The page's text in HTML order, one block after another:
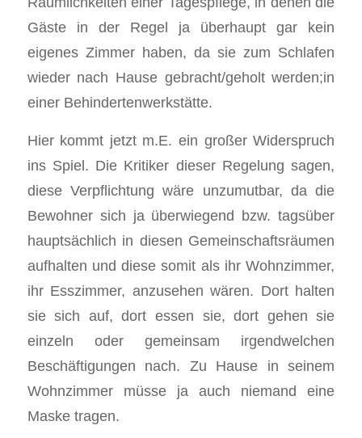
Gäste in der Regel ja überhaupt gar kein
eigenes Zimmer haben, da sie zum Schlafen
wieder nach Hause gebracht/geholt werden;in
einer Behindertenwerkstätte.
Hier kommt jetzt m.E. ein großer Widerspruch
ins Spiel. Die Kritiker dieser Regelung sagen,
diese Verpflichtung wäre unzumutbar, da die
Bewohner sich ja überwiegend bzw. tagsüber
hauptsächlich in diesen Gemeinschaftsräumen
aufhalten und diese somit als ihr Wohnzimmer,
ihr Esszimmer, anzusehen wären. Dort halten
sie sich auf, dort essen sie, dort gehen sie
einzeln oder gemeinsam irgendwelchen
Beschäftigungen nach. Zu Hause in seinem
Wohnzimmer müsse ja auch niemand eine
Maske tragen.